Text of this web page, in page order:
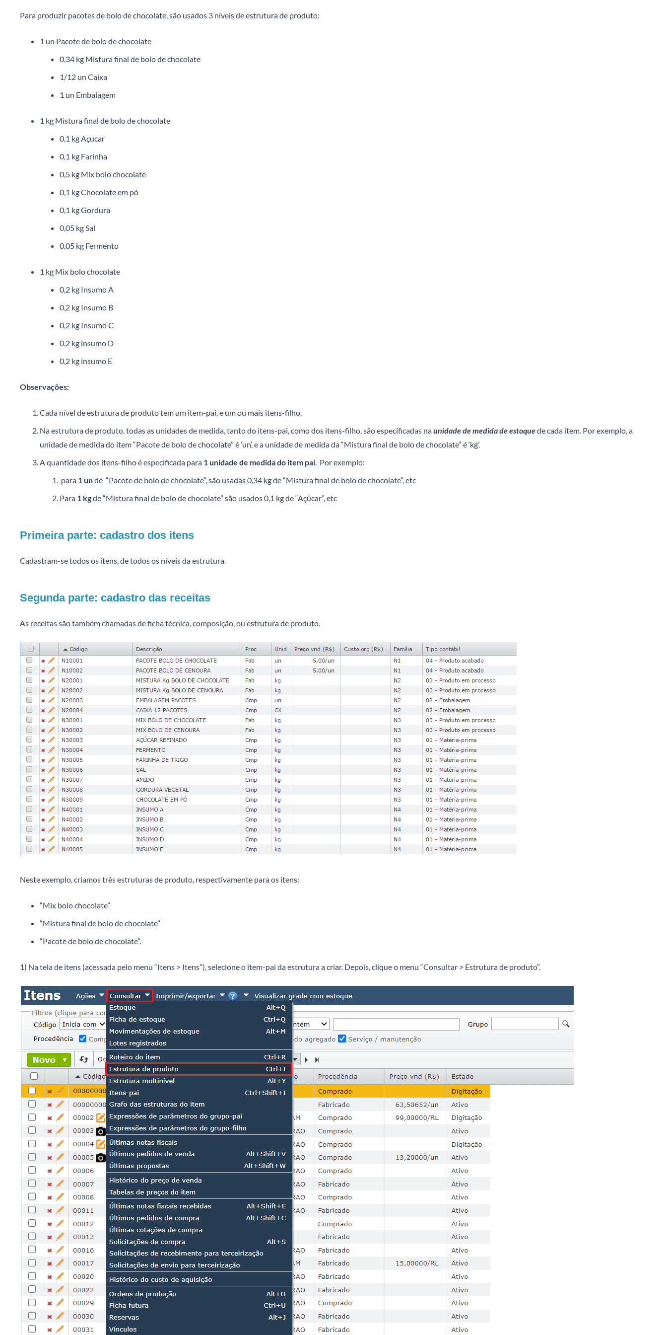
Para produzir pacotes de bolo de chocolate, são usados 3 níveis de estrutura de produto:
1 un Pacote de bolo de chocolate
0,34 kg Mistura final de bolo de chocolate
1/12 un Caixa
1 un Embalagem
1 kg Mistura final de bolo de chocolate
0,1 kg Açucar
0,1 kg Farinha
0,5 kg Mix bolo chocolate
0,1 kg Chocolate em pó
0,1 kg Gordura
0,05 kg Sal
0,05 kg Fermento
1 kg Mix bolo chocolate
0,2 kg Insumo A
0,2 kg Insumo B
0,2 kg Insumo C
0,2 kg insumo D
0,2 kg insumo E
Observações:
Cada nível de estrutura de produto tem um item-pai, e um ou mais itens-filho.
Na estrutura de produto, todas as unidades de medida, tanto do itens-pai, como dos itens-filho, são especificadas naunidade de medida de estoquede cada item. Por exemplo, a
unidade de medida do item “Pacote de bolo de chocolate” é ‘un’, e a unidade de medida da “Mistura final de bolo de chocolate” é ‘kg’.
A quantidade dos itens-filho é especificada para 1 unidade de medida do item pai. Por exemplo:
para 1 unde “Pacote de bolo de chocolate”, são usadas 0,34 kg de “Mistura final de bolo de chocolate”, etc
Para 1 kgde “Mistura final de bolo de chocolate” são usados 0,1 kg de “Açúcar”, etc
Primeira parte: cadastro dos itens
Cadastram-se todos os itens, de todos os níveis da estrutura.
Segunda parte: cadastro das receitas
As receitas são também chamadas de ficha técnica, composição, ou estrutura de produto.
Neste exemplo, criamos três estruturas de produto, respectivamente para os itens:
“Mix bolo chocolate”
“Mistura final de bolo de chocolate”
“Pacote de bolo de chocolate”.
1) Na tela de itens (acessada pelo menu “Itens > Itens”), selecione o item-pai da estrutura a criar. Depois, clique o menu “Consultar > Estrutura de produto”.